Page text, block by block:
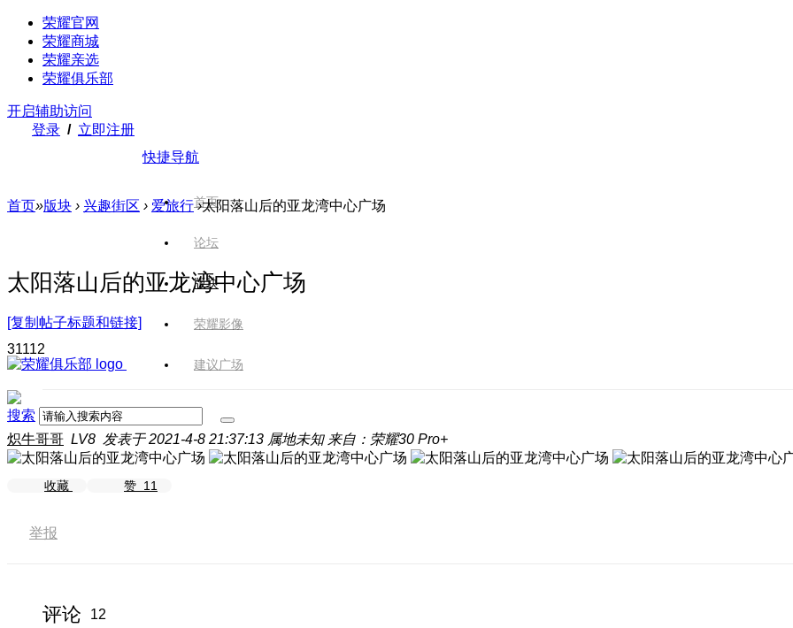
荣耀官网
荣耀商城
荣耀亲选
荣耀俱乐部
开启辅助访问
登录 / 立即注册
快捷导航
首页
论坛
版块
荣耀影像
建议广场
搜索
首页»版块 › 兴趣街区 › 爱旅行 ›太阳落山后的亚龙湾中心广场
太阳落山后的亚龙湾中心广场
[复制帖子标题和链接]
31112
炽牛哥哥 LV8 发表于 2021-4-8 21:37:13 属地未知 来自：荣耀30 Pro+
收藏 赞 11
举报
评论 12